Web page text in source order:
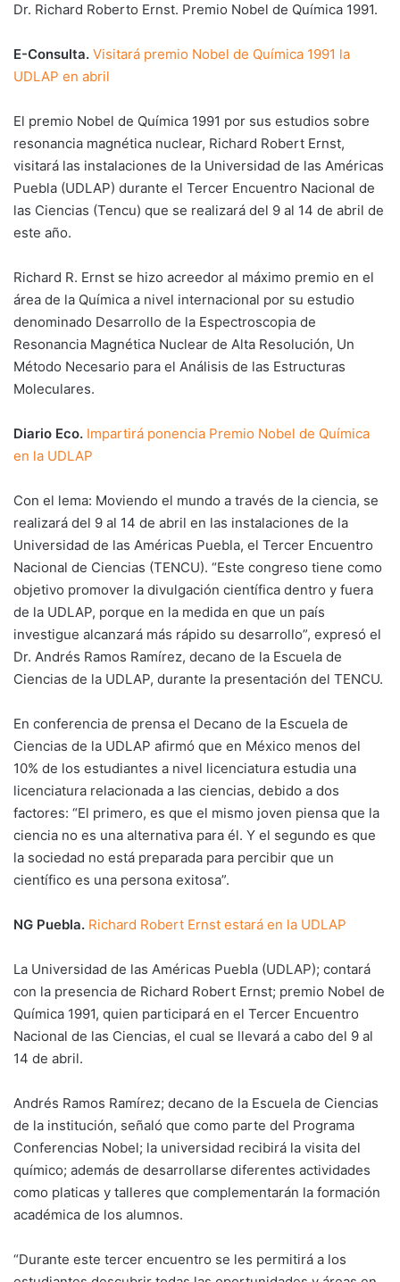
Dr. Richard Roberto Ernst. Premio Nobel de Química 1991.
E-Consulta. Visitará premio Nobel de Química 1991 la
UDLAP en abril
El premio Nobel de Química 1991 por sus estudios sobre
resonancia magnética nuclear, Richard Robert Ernst,
visitará las instalaciones de la Universidad de las Américas
Puebla (UDLAP) durante el Tercer Encuentro Nacional de
las Ciencias (Tencu) que se realizará del 9 al 14 de abril de
este año.
Richard R. Ernst se hizo acreedor al máximo premio en el
área de la Química a nivel internacional por su estudio
denominado Desarrollo de la Espectroscopia de
Resonancia Magnética Nuclear de Alta Resolución, Un
Método Necesario para el Análisis de las Estructuras
Moleculares.
Diario Eco. Impartirá ponencia Premio Nobel de Química
en la UDLAP
Con el lema: Moviendo el mundo a través de la ciencia, se
realizará del 9 al 14 de abril en las instalaciones de la
Universidad de las Américas Puebla, el Tercer Encuentro
Nacional de Ciencias (TENCU). “Este congreso tiene como
objetivo promover la divulgación científica dentro y fuera
de la UDLAP, porque en la medida en que un país
investigue alcanzará más rápido su desarrollo”, expresó el
Dr. Andrés Ramos Ramírez, decano de la Escuela de
Ciencias de la UDLAP, durante la presentación del TENCU.
En conferencia de prensa el Decano de la Escuela de
Ciencias de la UDLAP afirmó que en México menos del
10% de los estudiantes a nivel licenciatura estudia una
licenciatura relacionada a las ciencias, debido a dos
factores: “El primero, es que el mismo joven piensa que la
ciencia no es una alternativa para él. Y el segundo es que
la sociedad no está preparada para percibir que un
científico es una persona exitosa”.
NG Puebla. Richard Robert Ernst estará en la UDLAP
La Universidad de las Américas Puebla (UDLAP); contará
con la presencia de Richard Robert Ernst; premio Nobel de
Química 1991, quien participará en el Tercer Encuentro
Nacional de las Ciencias, el cual se llevará a cabo del 9 al
14 de abril.
Andrés Ramos Ramírez; decano de la Escuela de Ciencias
de la institución, señaló que como parte del Programa
Conferencias Nobel; la universidad recibirá la visita del
químico; además de desarrollarse diferentes actividades
como platicas y talleres que complementarán la formación
académica de los alumnos.
“Durante este tercer encuentro se les permitirá a los